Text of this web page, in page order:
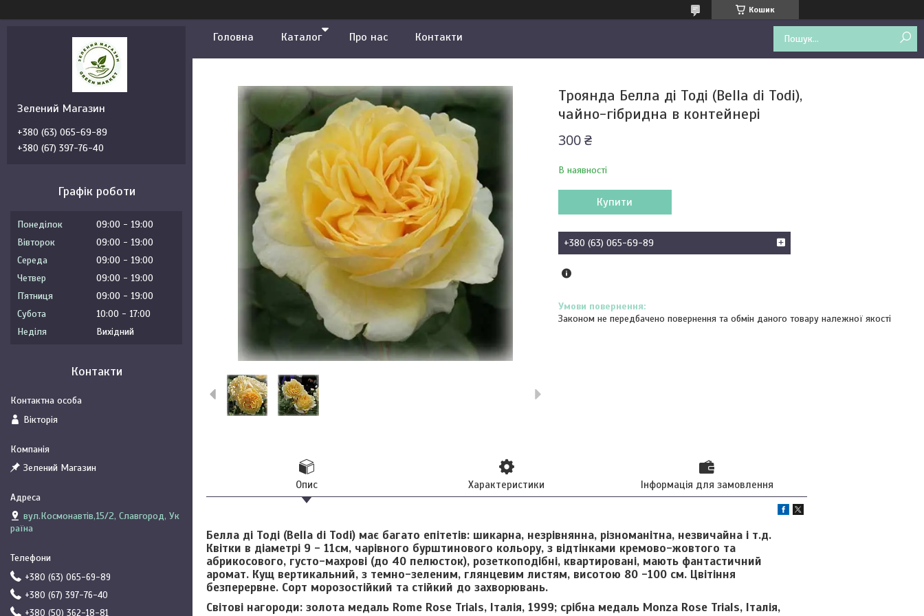
Кошик
Головна Каталог Про нас Контакти
Троянда Белла ді Тоді (Bella di Todi),
чайно-гібридна в контейнері
300 ₴
В наявності
Купити
+380 (63) 065-69-89
Законом не передбачено повернення та обмін даного товару належної якості
Опис Характеристики Інформація для замовлення
Белла ді Тоді (Bella di Todi) має багато епітетів: шикарна, незрівнянна, різноманітна, незвичайна і т.д.
Квітки в діаметрі 9 - 11см, чарівного бурштинового кольору, з відтінками кремово-жовтого та
абрикосового, густо-махрові (до 40 пелюсток), розеткоподібні, квартировані, мають фантастичний
аромат. Кущ вертикальний, з темно-зеленим, глянцевим листям, висотою 80 -100 см. Цвітіння
безперервне. Сорт морозостійкий та стійкий до захворювань.
Світові нагороди: золота медаль Rome Rose Trials, Італія, 1999; срібна медаль Monza Rose Trials, Італія,
Зелений Магазин
+380 (63) 065-69-89
+380 (67) 397-76-40
Графік роботи
Понеділок 09:00
19:00
Вівторок
09:00
19:00
Середа
09:00
19:00
Четвер
09:00
19:00
Пʼятниця
09:00
19:00
Субота
10:00
17:00
Неділя
Вихідний
Контакти
Вікторія
Зелений Магазин
вул.Космонавтів,15/2, Славгород, Ук
раїна
+380 (63) 065-69-89
+380 (67) 397-76-40
+380 (50) 362-18-81